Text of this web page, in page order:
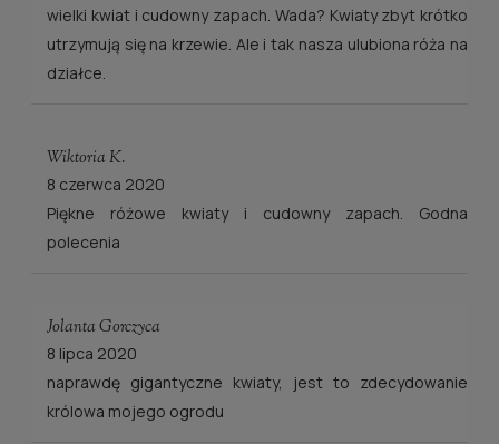
wielki kwiat i cudowny zapach. Wada? Kwiaty zbyt krótko
utrzymują się na krzewie. Ale i tak nasza ulubiona róża na
działce.
Wiktoria K.
8 czerwca 2020
Piękne różowe kwiaty i cudowny zapach. Godna
polecenia
Jolanta Gorczyca
8 lipca 2020
naprawdę gigantyczne kwiaty, jest to zdecydowanie
królowa mojego ogrodu